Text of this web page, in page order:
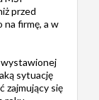
przed
na firmę, a w
wystawionej
sytuację
zajmujący się